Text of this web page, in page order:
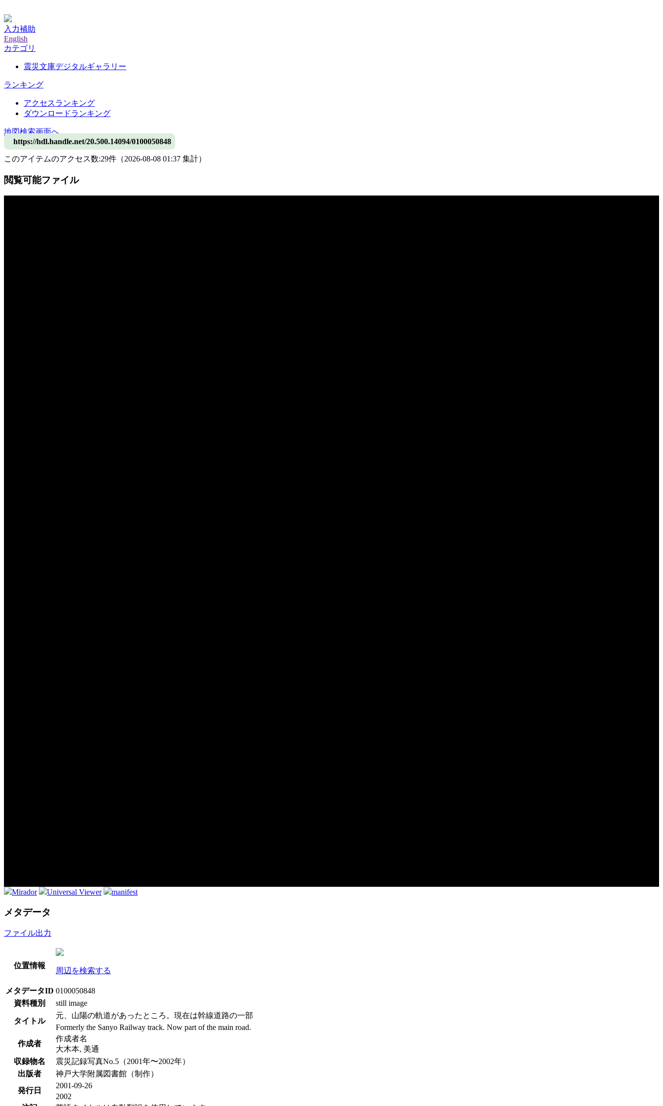
入力補助
English
カテゴリ
震災文庫デジタルギャラリー
ランキング
アクセスランキング
ダウンロードランキング
地図検索画面へ
https://hdl.handle.net/20.500.14094/0100050848
このアイテムのアクセス数:29件 （2026-08-08 01:37 集計）
閲覧可能ファイル
Mirador Universal Viewer manifest
メタデータ
ファイル出力
位置情報
周辺を検索する
メタデータID 0100050848
資料種別
still image
タイトル
元、山陽の軌道があったところ。現在は幹線道路の一部
Formerly the Sanyo Railway track. Now part of the main road.
作成者
作成者名
大木本, 美通
収録物名
震災記録写真No.5（2001年〜2002年）
出版者
神戸大学附属図書館（制作）
発行日
2001-09-26
2002